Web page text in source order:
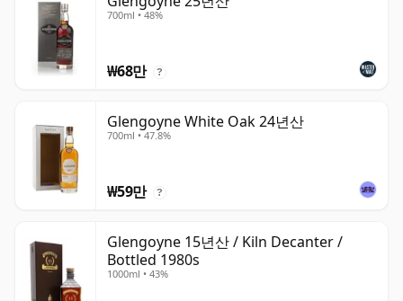
700ml • 48%
₩68만 ?
Glengoyne White Oak 24년산
700ml • 47.8%
₩59만 ?
Glengoyne 15년산 / Kiln Decanter /
Bottled 1980s
1000ml • 43%